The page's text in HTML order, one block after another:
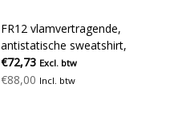
FR12 vlamvertragende,
antistatische sweatshirt,
marine
€72,73 Excl. btw
€88,00 Incl. btw